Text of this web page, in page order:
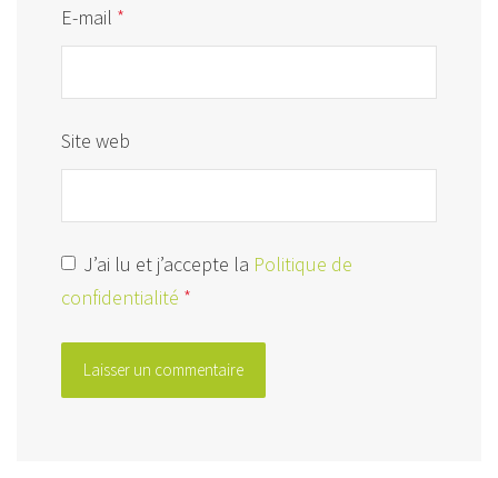
E-mail *
Site web
J’ai lu et j’accepte la Politique de
confidentialité *